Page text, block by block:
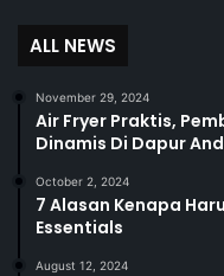
ALL NEWS
November 29, 2024
Air Fryer Praktis,
Dinamis Di Dapur
October 2, 2024
7 Alasan Kenapa
Essentials
August 12, 2024